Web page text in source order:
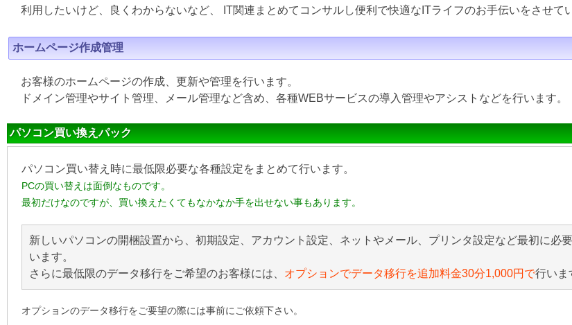
利用したいけど、良くわからないなど、 IT関連まとめてコンサルし便利で快適なITライフのお手伝いをさせて
ホームページ作成管理
お客様のホームページの作成、更新や管理を行います。
ドメイン管理やサイト管理、メール管理など含め、各種WEBサービスの導入管理やアシストなどを行います。
パソコン買い換えパック
パソコン買い替え時に最低限必要な各種設定をまとめて行います。
PCの買い替えは面倒なものです。
最初だけなのですが、買い換えたくてもなかなか手を出せない事もあります。
新しいパソコンの開梱設置から、初期設定、アカウント設定、ネットやメール、プリンタ設定など最初に必
います。
さらに最低限のデータ移行をご希望のお客様には、 オプションでデータ移行を追加料金30分1,000円で行いま
オプションのデータ移行をご要望の際には事前にご依頼下さい。